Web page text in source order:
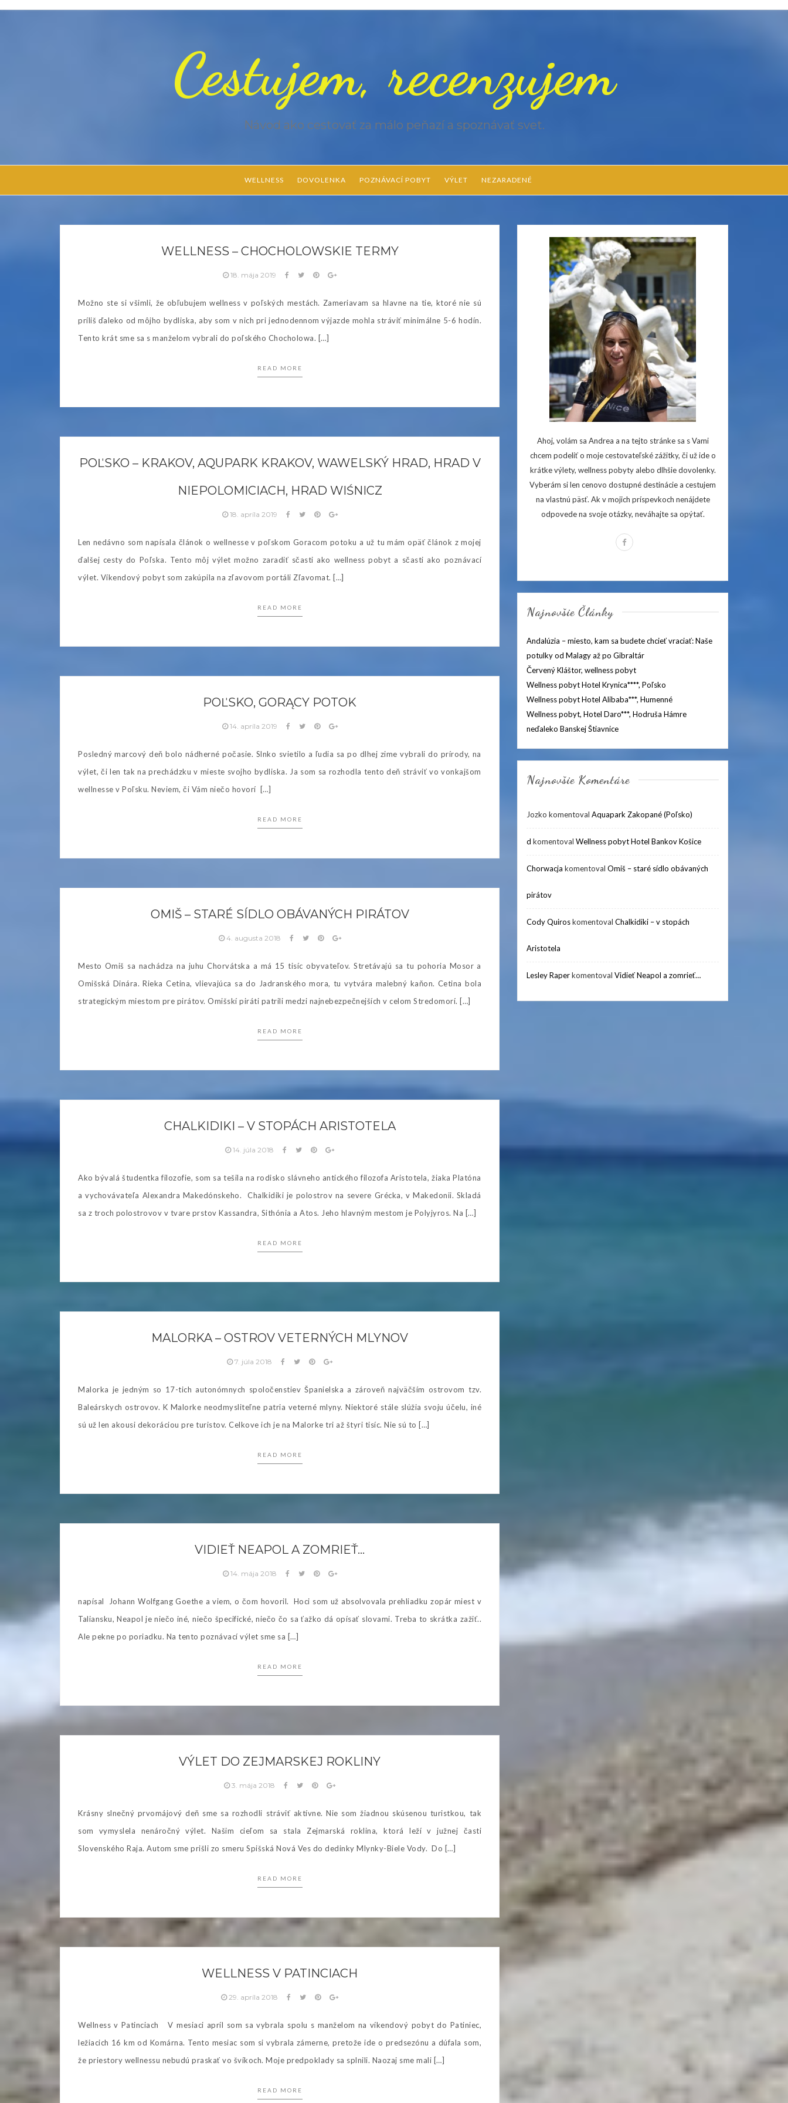
Cestujem, recenzujem
Návod ako cestovať za málo peňazí a spoznávať svet.
WELLNESS DOVOLENKA POZNÁVACÍ POBYT VÝLET NEZARADENÉ
WELLNESS – CHOCHOLOWSKIE TERMY
18. mája 2019
Možno ste si všimli, že obľubujem wellness v poľských mestách. Zameriavam sa hlavne na tie, ktoré nie sú
príliš ďaleko od môjho bydliska, aby som v nich pri jednodennom výjazde mohla stráviť minimálne 5-6 hodín.
Tento krát sme sa s manželom vybrali do poľského Chocholowa. […]
READ MORE
POĽSKO – KRAKOV, AQUPARK KRAKOV, WAWELSKÝ HRAD, HRAD V
NIEPOLOMICIACH, HRAD WIŚNICZ
18. apríla 2019
Len nedávno som napísala článok o wellnesse v poľskom Goracom potoku a už tu mám opäť článok z mojej
ďalšej cesty do Poľska. Tento môj výlet možno zaradiť sčasti ako wellness pobyt a sčasti ako poznávací
výlet. Víkendový pobyt som zakúpila na zľavovom portáli Zľavomat. […]
READ MORE
POĽSKO, GORĄCY POTOK
14. apríla 2019
Posledný marcový deň bolo nádherné počasie. Slnko svietilo a ľudia sa po dlhej zime vybrali do prírody, na
výlet, či len tak na prechádzku v mieste svojho bydliska. Ja som sa rozhodla tento deň stráviť vo vonkajšom
wellnesse v Poľsku. Neviem, či Vám niečo hovorí […]
READ MORE
OMIŠ – STARÉ SÍDLO OBÁVANÝCH PIRÁTOV
4. augusta 2018
Mesto Omiš sa nachádza na juhu Chorvátska a má 15 tisíc obyvateľov. Stretávajú sa tu pohoria Mosor a
Omišská Dinára. Rieka Cetina, vlievajúca sa do Jadranského mora, tu vytvára malebný kaňon. Cetina bola
strategickým miestom pre pirátov. Omišskí piráti patrili medzi najnebezpečnejších v celom Stredomorí. […]
READ MORE
CHALKIDIKI – V STOPÁCH ARISTOTELA
14. júla 2018
Ako bývalá študentka filozofie, som sa tešila na rodisko slávneho antického filozofa Aristotela, žiaka Platóna
a vychovávateľa Alexandra Makedónskeho. Chalkidiki je polostrov na severe Grécka, v Makedonii. Skladá
sa z troch polostrovov v tvare prstov Kassandra, Sithónia a Atos. Jeho hlavným mestom je Polyjyros. Na […]
READ MORE
MALORKA – OSTROV VETERNÝCH MLYNOV
7. júla 2018
Malorka je jedným so 17-tich autonómnych spoločenstiev Španielska a zároveň najväčším ostrovom tzv.
Baleárskych ostrovov. K Malorke neodmysliteľne patria veterné mlyny. Niektoré stále slúžia svoju účelu, iné
sú už len akousi dekoráciou pre turistov. Celkove ich je na Malorke tri až štyri tisíc. Nie sú to […]
READ MORE
VIDIEŤ NEAPOL A ZOMRIEŤ…
14. mája 2018
napísal Johann Wolfgang Goethe a viem, o čom hovoril. Hoci som už absolvovala prehliadku zopár miest v
Taliansku, Neapol je niečo iné, niečo špecifické, niečo čo sa ťažko dá opísať slovami. Treba to skrátka zažiť..
Ale pekne po poriadku. Na tento poznávací výlet sme sa […]
READ MORE
VÝLET DO ZEJMARSKEJ ROKLINY
3. mája 2018
Krásny slnečný prvomájový deň sme sa rozhodli stráviť aktívne. Nie som žiadnou skúsenou turistkou, tak
som vymyslela nenáročný výlet. Našim cieľom sa stala Zejmarská roklina, ktorá leží v južnej časti
Slovenského Raja. Autom sme prišli zo smeru Spišská Nová Ves do dedinky Mlynky-Biele Vody. Do […]
READ MORE
WELLNESS V PATINCIACH
29. apríla 2018
Wellness v Patinciach V mesiaci apríl som sa vybrala spolu s manželom na víkendový pobyt do Patiniec,
ležiacich 16 km od Komárna. Tento mesiac som si vybrala zámerne, pretože ide o predsezónu a dúfala som,
že priestory wellnessu nebudú praskať vo švíkoch. Moje predpoklady sa splnili. Naozaj sme mali […]
READ MORE
Ahoj, volám sa Andrea a na tejto stránke sa s Vami
chcem podeliť o moje cestovateľské zážitky, či už ide o
krátke výlety, wellness pobyty alebo dlhšie dovolenky.
Vyberám si len cenovo dostupné destinácie a cestujem
na vlastnú päsť. Ak v mojich príspevkoch nenájdete
odpovede na svoje otázky, neváhajte sa opýtať.
Najnovšie Články
Andalúzia – miesto, kam sa budete chcieť vraciať: Naše
potulky od Malagy až po Gibraltár
Červený Kláštor, wellness pobyt
Wellness pobyt Hotel Krynica****, Poľsko
Wellness pobyt Hotel Alibaba***, Humenné
Wellness pobyt, Hotel Daro***, Hodruša Hámre
neďaleko Banskej Štiavnice
Najnovšie Komentáre
Jozko komentoval Aquapark Zakopané (Poľsko)
d komentoval Wellness pobyt Hotel Bankov Košice
Chorwacja komentoval Omiš – staré sídlo obávaných
pirátov
Cody Quiroskomentoval Chalkidiki – v stopách
Aristotela
Lesley Raperkomentoval Vidieť Neapol a zomrieť…